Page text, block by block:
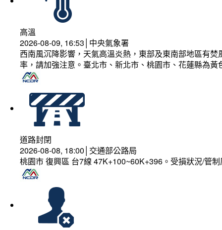
高溫
2026-08-09, 16:53│中央氣象署
西南風沉降影響，天氣高溫炎熱，東部及東南部地區有
率，請加強注意。臺北市、新北市、桃園市、花蓮縣為
道路封閉
2026-08-08, 18:00│交通部公路局
桃園市 復興區 台7線 47K+100~60K+396。受損狀況/管